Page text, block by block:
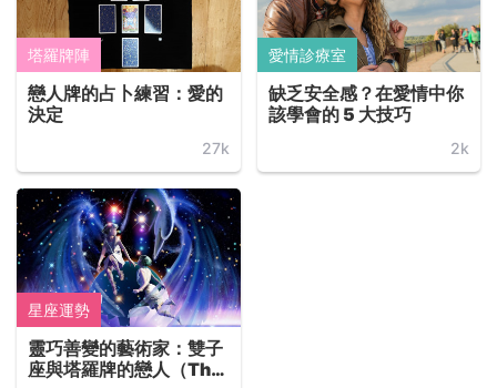
塔羅牌陣
戀人牌的占卜練習：愛的
決定
27k
愛情診療室
缺乏安全感？在愛情中你
該學會的 5 大技巧
2k
星座運勢
靈巧善變的藝術家：雙子
座與塔羅牌的戀人（The